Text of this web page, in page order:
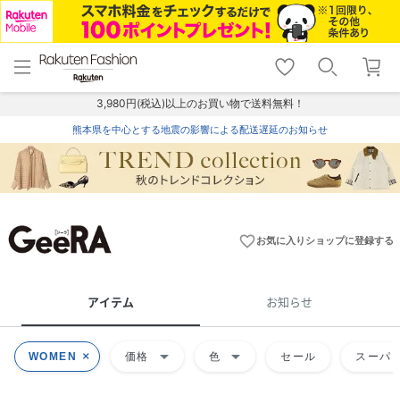
menu home
トップ
shopping_cart lock_outline
ログイン
3,980円(税込)以上のお買い物で送料無料！
熊本県を中心とする地震の影響による配送遅延のお知らせ
favorite_borderお気に入りショップに登録する
アイテム お知らせ
WOMEN 価格 arrow_drop_down 色 arrow_drop_down セール スーパ